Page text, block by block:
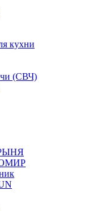
кухни
(СВЧ)